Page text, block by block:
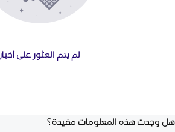
لم يتم العثور على أخبار
هل وجدت هذه المعلومات مفيدة؟